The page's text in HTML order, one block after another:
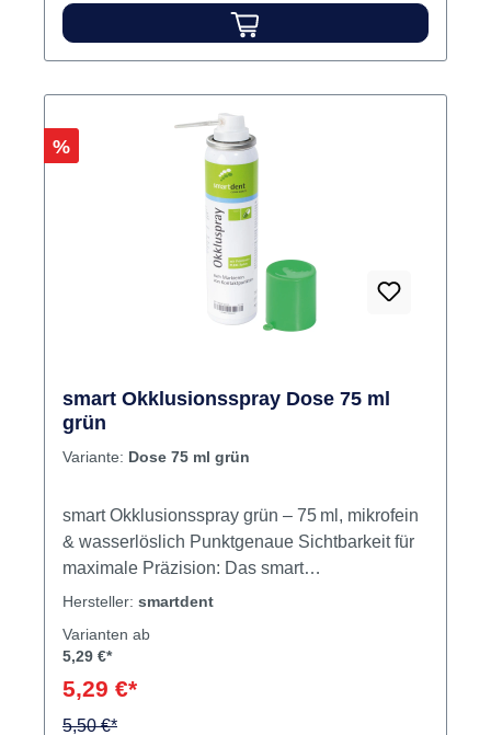
Rabatt
%
smart Okklusionsspray Dose 75 ml
grün
Variante: Dose 75 ml grün
smart Okklusionsspray grün – 75 ml, mikrofein
& wasserlöslich Punktgenaue Sichtbarkeit für
maximale Präzision: Das smart
Okklusionsspray ist ein mikrofeines
Darstellung von Kontaktpunkten und
sich einfach aufsprühen, trocknet schnell und
kann rückstandsfrei mit Wasser entfernt werden
Hersteller: smartdent
Varianten ab
5,29 €*
5,29 €*
5,50 €*